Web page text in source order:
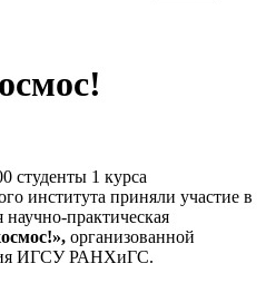
студенты 1 курса
института приняли участие в
научно-практическая
организованной
ИГСУ РАНХиГС.